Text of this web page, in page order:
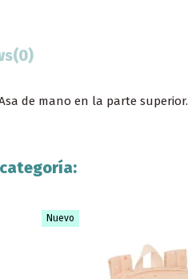
(0)
de mano en la parte superior.
Nuevo